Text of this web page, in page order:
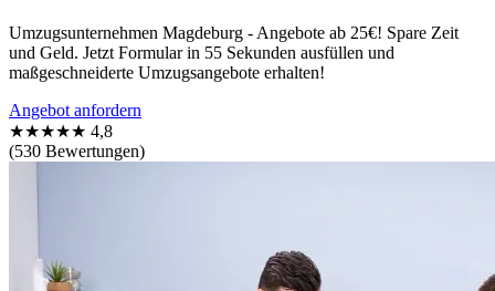
Umzugsunternehmen Magdeburg - Angebote ab 25€! Spare Zeit
und Geld. Jetzt Formular in 55 Sekunden ausfüllen und
maßgeschneiderte Umzugsangebote erhalten!
Angebot anfordern
★★★★★ 4,8
(530 Bewertungen)